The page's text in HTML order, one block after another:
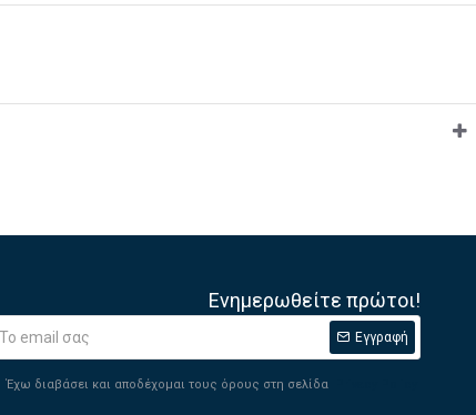
Ενημερωθείτε πρώτοι!
Εγγραφή
Έχω διαβάσει και αποδέχομαι τους όρους στη σελίδα